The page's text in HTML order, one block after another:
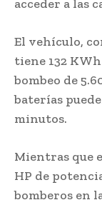
acceder a las
El vehículo,
tiene 132
bombeo de
baterías
minutos.
Mientras que
HP de
bomberos en